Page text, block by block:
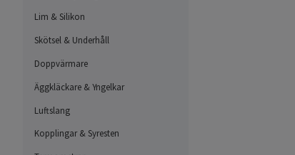
Lim & Silikon
Skötsel & Underhåll
Doppvärmare
Äggkläckare & Yngelkar
Luftslang
Kopplingar & Syresten